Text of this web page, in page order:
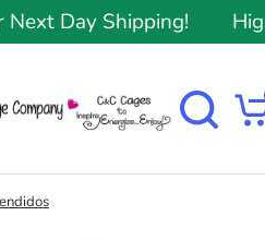
Day Shipping!